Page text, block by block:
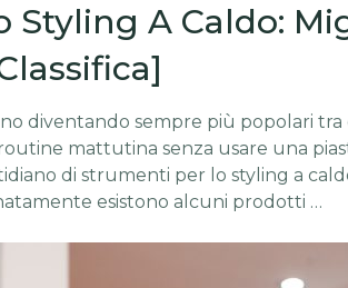
Styling A Caldo:
diventando sempre più popolari tra
mattutina senza usare una
di strumenti per lo styling a
esistono alcuni prodotti …